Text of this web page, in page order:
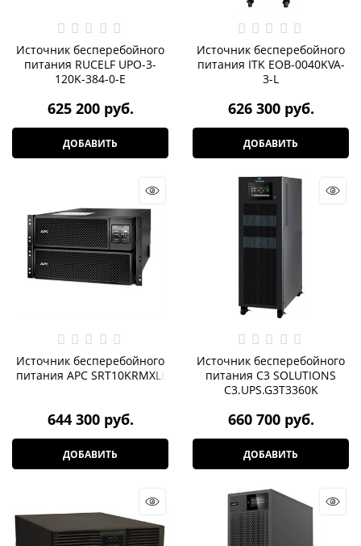
Источник бесперебойного
питания RUCELF UPO-3-
120K-384-0-E
625 200 руб.
ДОБАВИТЬ
Источник бесперебойного
питания ITK EOB-0040KVA-
3-L
626 300 руб.
ДОБАВИТЬ
Источник бесперебойного
питания APC SRT10KRMXLI
644 300 руб.
ДОБАВИТЬ
Источник бесперебойного
питания C3 SOLUTIONS
C3.UPS.G3T3360K
660 700 руб.
ДОБАВИТЬ